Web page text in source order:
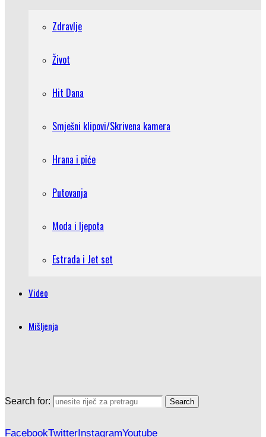
Zdravlje
Život
Hit Dana
Smješni klipovi/Skrivena kamera
Hrana i piće
Putovanja
Moda i ljepota
Estrada i Jet set
Video
Mišljenja
Search for: Search
FacebookTwitterInstagramYoutube